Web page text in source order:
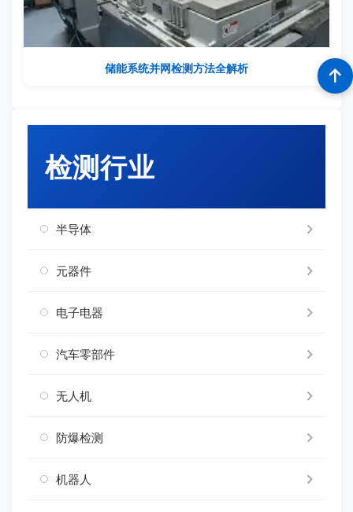
储能系统并网检测方法全解析
检测行业
半导体
元器件
电子电器
汽车零部件
无人机
防爆检测
机器人